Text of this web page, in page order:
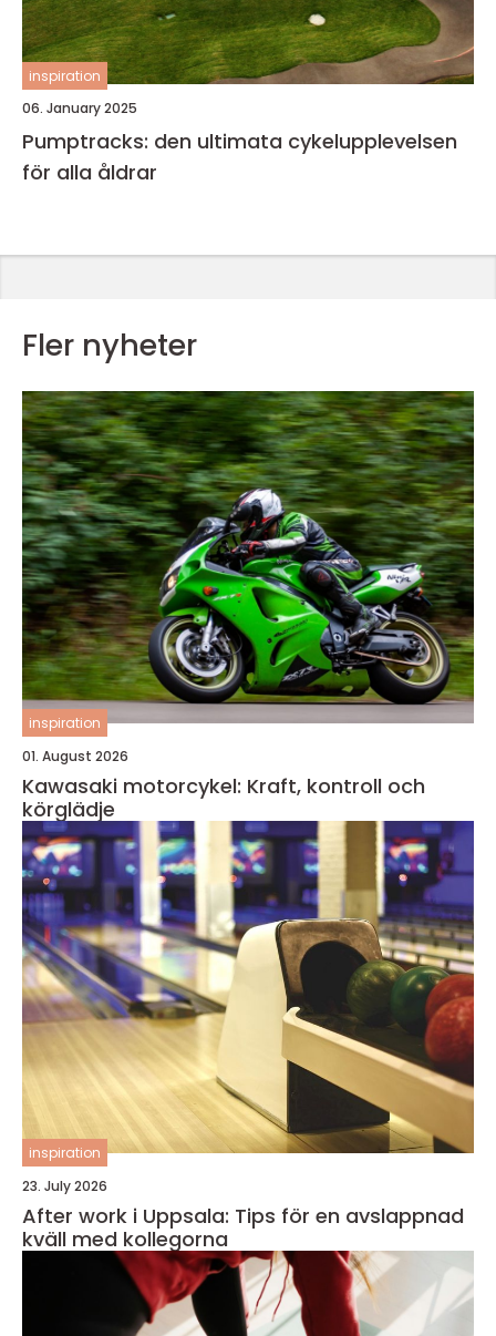
inspiration
06. January 2025
Pumptracks: den ultimata cykelupplevelsen
för alla åldrar
Fler nyheter
inspiration
01. August 2026
Kawasaki motorcykel: Kraft, kontroll och
körglädje
inspiration
23. July 2026
After work i Uppsala: Tips för en avslappnad
kväll med kollegorna